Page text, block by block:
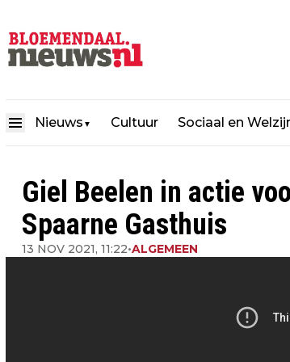
Nieuws ▼ Cultuur Sociaal en
Giel Beelen in actie
Spaarne Gasthuis
13 NOV 2021, 11:22•ALGEMEEN